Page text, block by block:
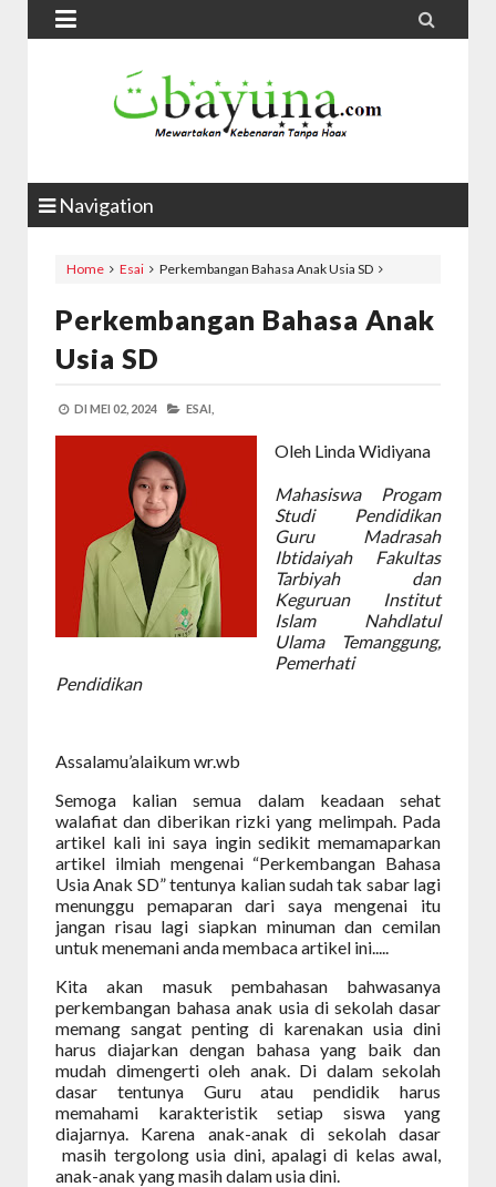
 
Navigation
Home Esai Perkembangan Bahasa Anak Usia SD
Perkembangan Bahasa Anak
Usia SD
DI MEI 02, 2024 ESAI,
Oleh Linda Widiyana
Mahasiswa Progam
Studi Pendidikan
Guru Madrasah
Ibtidaiyah Fakultas
Tarbiyah dan
Keguruan Institut
Islam Nahdlatul
Ulama Temanggung,
Pemerhati
Pendidikan
Assalamu’alaikum wr.wb
Semoga kalian semua dalam keadaan sehat
walafiat dan diberikan rizki yang melimpah. Pada
artikel kali ini saya ingin sedikit memamaparkan
artikel ilmiah mengenai “Perkembangan Bahasa
Usia Anak SD” tentunya kalian sudah tak sabar lagi
menunggu pemaparan dari saya mengenai itu
jangan risau lagi siapkan minuman dan cemilan
untuk menemani anda membaca artikel ini.....
Kita akan masuk pembahasan bahwasanya
perkembangan bahasa anak usia di sekolah dasar
memang sangat penting di karenakan usia dini
harus diajarkan dengan bahasa yang baik dan
mudah dimengerti oleh anak. Di dalam sekolah
dasar tentunya Guru atau pendidik harus
memahami karakteristik setiap siswa yang
diajarnya. Karena anak-anak di sekolah dasar
masih tergolong usia dini, apalagi di kelas awal,
anak-anak yang masih dalam usia dini.